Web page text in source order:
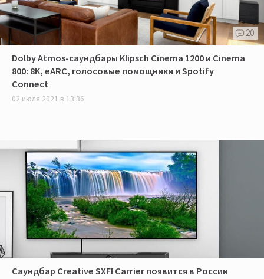
20
Dolby Atmos-саундбары Klipsch Cinema 1200 и Cinema
800: 8K, eARC, голосовые помощники и Spotify
Connect
02 июля 2021 в 13:36
Саундбар Creative SXFI Carrier появится в России